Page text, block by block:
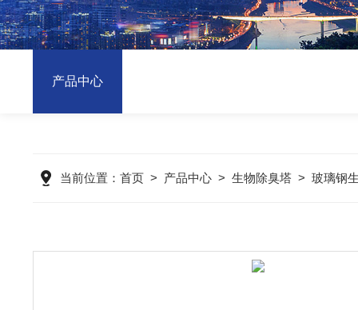
产品中心
当前位置： 首页> 产品中心> 生物除臭塔> 玻璃钢